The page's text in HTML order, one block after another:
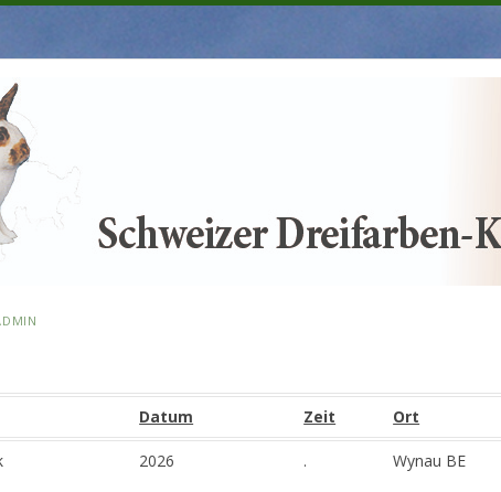
Datum Zeit Ort
2026 . Wynau BE